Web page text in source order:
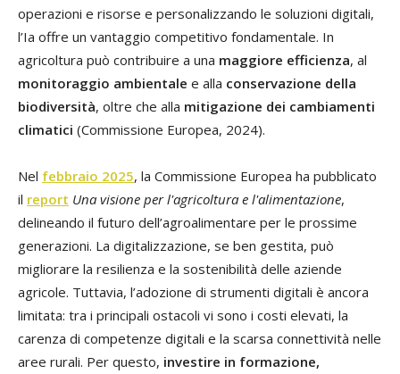
operazioni e risorse e personalizzando le soluzioni digitali,
l’Ia offre un vantaggio competitivo fondamentale. In
agricoltura può contribuire a una maggiore efficienza, al
monitoraggio ambientale e alla conservazione della
biodiversità, oltre che alla mitigazione dei cambiamenti
climatici (Commissione Europea, 2024).
Nel febbraio 2025, la Commissione Europea ha pubblicato
il report Una visione per l'agricoltura e l'alimentazione,
delineando il futuro dell’agroalimentare per le prossime
generazioni. La digitalizzazione, se ben gestita, può
migliorare la resilienza e la sostenibilità delle aziende
agricole. Tuttavia, l’adozione di strumenti digitali è ancora
limitata: tra i principali ostacoli vi sono i costi elevati, la
carenza di competenze digitali e la scarsa connettività nelle
aree rurali. Per questo, investire in formazione,